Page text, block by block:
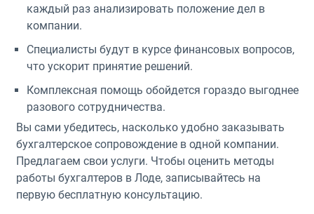
каждый раз анализировать положение дел в
компании.
Специалисты будут в курсе финансовых вопросов,
что ускорит принятие решений.
Комплексная помощь обойдется гораздо выгоднее
разового сотрудничества.
Вы сами убедитесь, насколько удобно заказывать
бухгалтерское сопровождение в одной компании.
Предлагаем свои услуги. Чтобы оценить методы
работы бухгалтеров в Лоде, записывайтесь на
первую бесплатную консультацию.